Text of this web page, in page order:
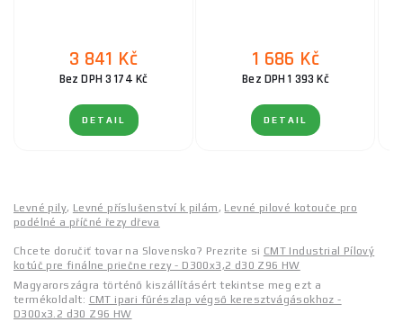
3 841 Kč
Bez DPH 3 174 Kč
DETAIL
1 686 Kč
Bez DPH 1 393 Kč
DETAIL
Levné pily, Levné příslušenství k pilám, Levné pilové kotouče pro
podélné a příčné řezy dřeva
Chcete doručiť tovar na Slovensko? Prezrite si CMT Industrial Pílový
kotúč pre finálne priečne rezy - D300x3,2 d30 Z96 HW
Magyarországra történő kiszállításért tekintse meg ezt a
termékoldalt: CMT ipari fűrészlap végső keresztvágásokhoz -
D300x3.2 d30 Z96 HW